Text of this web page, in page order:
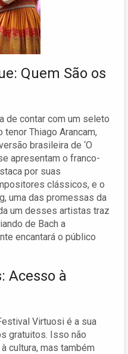
Quem São os
de contar com um seleto
Thiago Arancam,
brasileira de ‘O
apresentam o franco-
por suas
clássicos, e o
uma das promessas da
um desses artistas traz
de Bach a
encantará o público
Acesso à
Virtuosi é a sua
gratuitos. Isso não
cultura, mas também